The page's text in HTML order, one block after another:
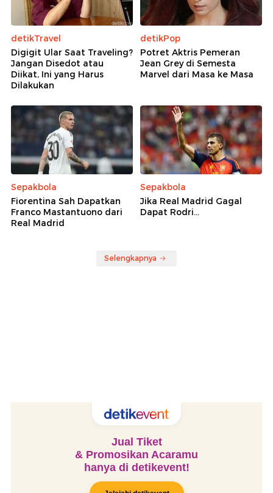
detikTravel
Digigit Ular Saat Traveling?
Jangan Disedot atau
Diikat, Ini yang Harus
Dilakukan
detikPop
Potret Aktris Pemeran
Jean Grey di Semesta
Marvel dari Masa ke Masa
Sepakbola
Fiorentina Sah Dapatkan
Franco Mastantuono dari
Real Madrid
Sepakbola
Jika Real Madrid Gagal
Dapat Rodri...
Selengkapnya